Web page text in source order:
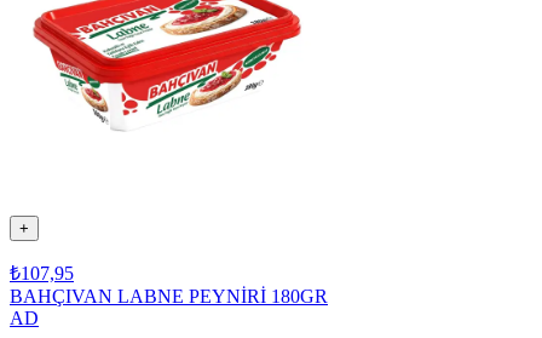
+
₺107,95
BAHÇIVAN LABNE PEYNİRİ 180GR
AD